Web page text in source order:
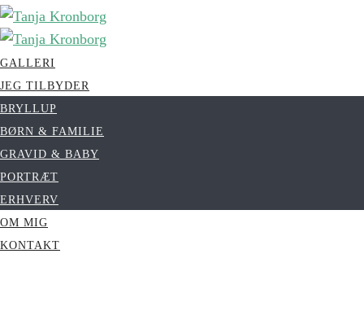
GALLERI
JEG TILBYDER
BRYLLUP
BØRN & FAMILIE
GRAVID & BABY
PORTRÆT
ERHVERV
OM MIG
KONTAKT